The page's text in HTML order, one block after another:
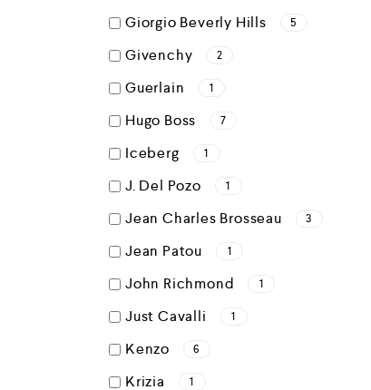
Giorgio Beverly Hills 5
Givenchy 2
Guerlain 1
Hugo Boss 7
Iceberg 1
J. Del Pozo 1
Jean Charles Brosseau 3
Jean Patou 1
John Richmond 1
Just Cavalli 1
Kenzo 6
Krizia 1